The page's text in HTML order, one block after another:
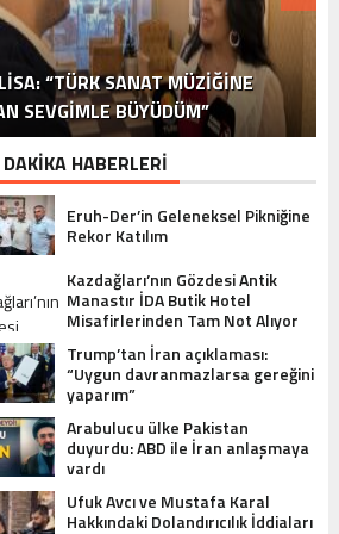
“TÜRK SANAT MÜZIĞINE
SEVGIMLE BÜYÜDÜM”
İSPANYA SAĞLIK TURIZMINDE 2026
HEDEFLERINI BÜYÜTÜYOR
DR. ALI YÜKSELOĞLU, TÜRKIYE’NIN
2026 SAĞLIK TURIZMI VIZYONUNU
AÇIKLADI
“YAPIMCI MUSTAFA USLU HAKKINDA
SUÇ DUYURUSU”
YÖNETMEN MURAT UYGUR’DAN
ULUSLARARASI AKSIYON FILMI
YAPIMCI MUSTAFA USLU VE EŞI
HAKKINDA UYUŞTURUCU ŞIKÂYETI
İSTANBUL’DAN BINGÖL’E 3 MILYON
TL’LIK GÖNÜL KÖPRÜSÜ
TURIZM SEKTÖRÜNÜN DENEYIMLI
İSMI: FATIH ERSÜ
MUSTAFA USLU HAKKINDAKI
SORUŞTURMADA SESSIZLIK TEPKI
ÇEKIYOR
OYUNCU SINAN ÇALIŞKANOĞLU
KARAKOLLUK OLDU
HABERLERİ
Eruh-Der’in Geleneksel Pikniğine
Rekor Katılım
Kazdağları’nın Gözdesi Antik
Manastır İDA Butik Hotel
Misafirlerinden Tam Not Alıyor
Trump’tan İran açıklaması:
“Uygun davranmazlarsa gereğini
yaparım”
Arabulucu ülke Pakistan
duyurdu: ABD ile İran anlaşmaya
vardı
Ufuk Avcı ve Mustafa Karal
Hakkındaki Dolandırıcılık İddiaları